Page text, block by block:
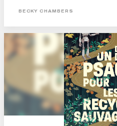
interactions. > Écouter la chronique <
BECKY CHAMBERS